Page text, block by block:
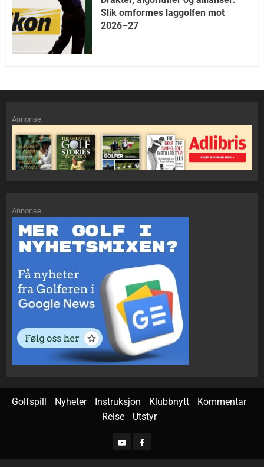
Slik omformes laggolfen mot
2026–27
Annonse
Annonse
Golfspill Nyheter Instruksjon Klubbnytt
Kommentar
Reise
Utstyr